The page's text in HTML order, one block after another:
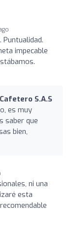
Puntualidad.
impecable
S.A.S
es muy
saber que
bien,
ni una
esta